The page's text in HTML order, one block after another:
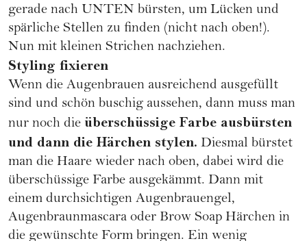
gerade nach UNTEN bürsten, um Lücken und
spärliche Stellen zu finden (nicht nach oben!).
Nun mit kleinen Strichen nachziehen.
Styling fixieren
Wenn die Augenbrauen ausreichend ausgefüllt
sind und schön buschig aussehen, dann muss man
nur noch die überschüssige Farbe ausbürsten
und dann die Härchen stylen. Diesmal bürstet
man die Haare wieder nach oben, dabei wird die
überschüssige Farbe ausgekämmt. Dann mit
einem durchsichtigen Augenbrauengel,
Augenbraunmascara oder Brow Soap Härchen in
die gewünschte Form bringen. Ein wenig